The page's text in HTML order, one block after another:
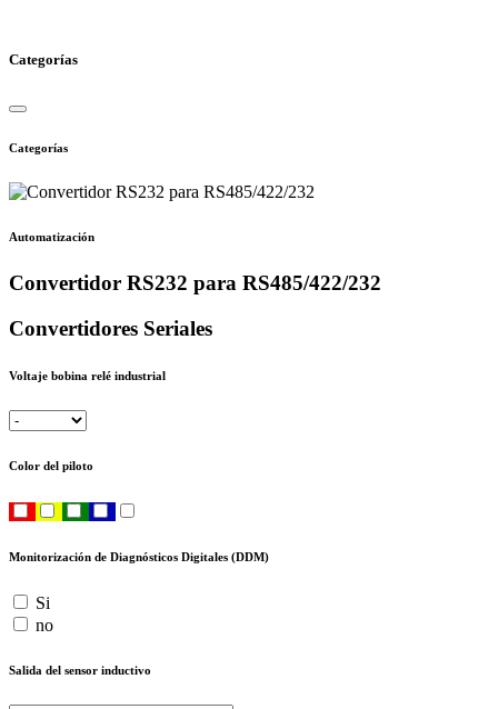
Categorías
Categorías
Automatización
Convertidor RS232 para RS485/422/232
Convertidores Seriales
Voltaje bobina relé industrial
Color del piloto
Monitorización de Diagnósticos Digitales (DDM)
Si
no
Salida del sensor inductivo